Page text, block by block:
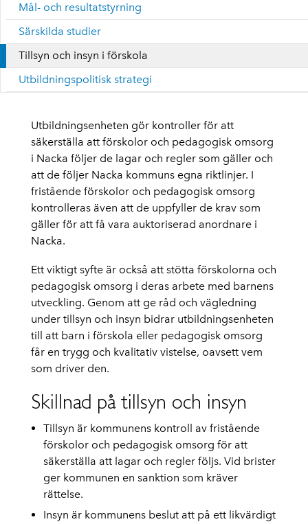
Mål- och resultatstyrning
Särskilda studier
Tillsyn och insyn i förskola
Utbildningspolitisk strategi
Utbildningsenheten gör kontroller för att
säkerställa att förskolor och pedagogisk omsorg
i Nacka följer de lagar och regler som gäller och
att de följer Nacka kommuns egna riktlinjer. I
fristående förskolor och pedagogisk omsorg
kontrolleras även att de uppfyller de krav som
gäller för att få vara auktoriserad anordnare i
Nacka.
Ett viktigt syfte är också att stötta förskolorna och
pedagogisk omsorg i deras arbete med barnens
utveckling. Genom att ge råd och vägledning
under tillsyn och insyn bidrar utbildningsenheten
till att barn i förskola eller pedagogisk omsorg
får en trygg och kvalitativ vistelse, oavsett vem
som driver den.
Skillnad på tillsyn och insyn
Tillsyn är kommunens kontroll av fristående
förskolor och pedagogisk omsorg för att
säkerställa att lagar och regler följs. Vid brister
ger kommunen en sanktion som kräver
rättelse.
Insyn är kommunens beslut att på ett likvärdigt